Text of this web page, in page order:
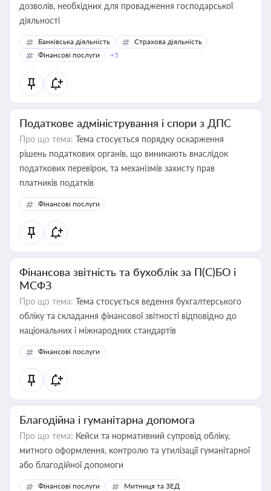
дозволів, необхідних для провадження господарської
діяльності
Банківська діяльність
Страхова діяльність
Фінансові послуги
+5
Податкове адміністрування і спори з ДПС
Про що тема: Тема стосується порядку оскарження
рішень податкових органів, що виникають внаслідок
податкових перевірок, та механізмів захисту прав
платників податків
Фінансові послуги
Фінансова звітність та бухоблік за П(С)БО і
МСФЗ
Про що тема: Тема стосується ведення бухгалтерського
обліку та складання фінансової звітності відповідно до
національних і міжнародних стандартів
Фінансові послуги
Благодійна і гуманітарна допомога
Про що тема: Кейси та нормативний супровід обліку,
митного оформлення, контролю та утилізації гуманітарної
або благодійної допомоги
Фінансові послуги Митниця та ЗЕД